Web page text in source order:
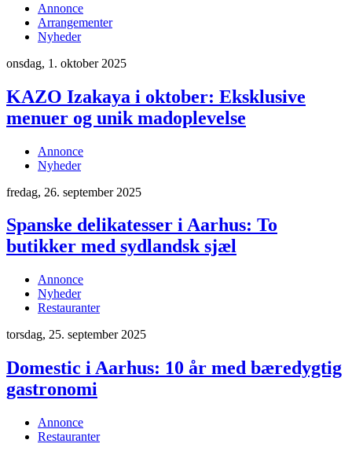
Annonce
Arrangementer
Nyheder
onsdag, 1. oktober 2025
KAZO Izakaya i oktober: Eksklusive
menuer og unik madoplevelse
Annonce
Nyheder
fredag, 26. september 2025
Spanske delikatesser i Aarhus: To
butikker med sydlandsk sjæl
Annonce
Nyheder
Restauranter
torsdag, 25. september 2025
Domestic i Aarhus: 10 år med bæredygtig
gastronomi
Annonce
Restauranter